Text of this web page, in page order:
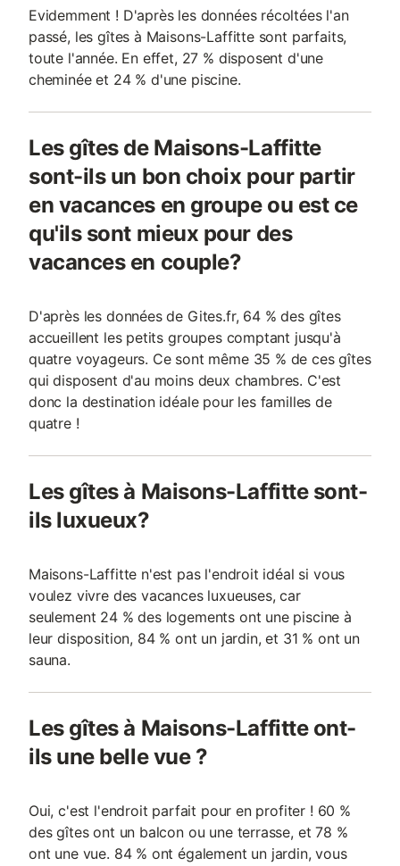
Evidemment ! D'après les données récoltées l'an
passé, les gîtes à Maisons-Laffitte sont parfaits,
toute l'année. En effet, 27 % disposent d'une
cheminée et 24 % d'une piscine.
Les gîtes de Maisons-Laffitte
sont-ils un bon choix pour partir
en vacances en groupe ou est ce
qu'ils sont mieux pour des
vacances en couple?
D'après les données de Gites.fr, 64 % des gîtes
accueillent les petits groupes comptant jusqu'à
quatre voyageurs. Ce sont même 35 % de ces gîtes
qui disposent d'au moins deux chambres. C'est
donc la destination idéale pour les familles de
quatre !
Les gîtes à Maisons-Laffitte sont-
ils luxueux?
Maisons-Laffitte n'est pas l'endroit idéal si vous
voulez vivre des vacances luxueuses, car
seulement 24 % des logements ont une piscine à
leur disposition, 84 % ont un jardin, et 31 % ont un
sauna.
Les gîtes à Maisons-Laffitte ont-
ils une belle vue ?
Oui, c'est l'endroit parfait pour en profiter ! 60 %
des gîtes ont un balcon ou une terrasse, et 78 %
ont une vue. 84 % ont également un jardin, vous